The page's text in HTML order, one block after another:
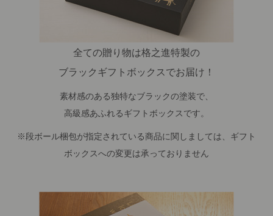
全ての贈り物は格之進特製の
ブラックギフトボックスでお届け！
素材感のある独特なブラックの塗装で、
高級感あふれるギフトボックスです。
※段ボール梱包が指定されている商品に関しましては、ギフト
ボックスへの変更は承っておりません